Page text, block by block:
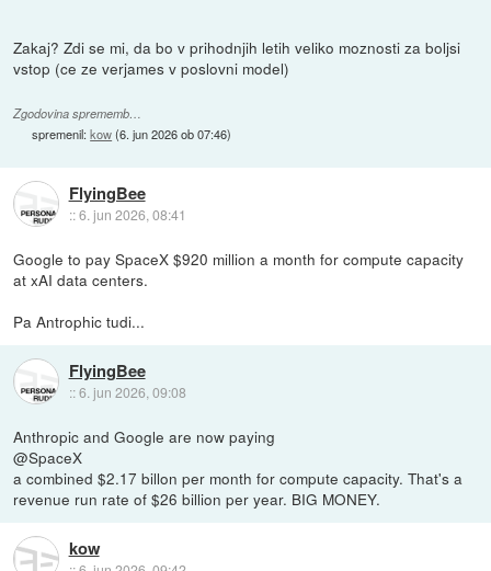
Zakaj? Zdi se mi, da bo v prihodnjih letih veliko moznosti za boljsi
vstop (ce ze verjames v poslovni model)
Zgodovina sprememb…
spremenil:kow(6. jun 2026 ob 07:46)
FlyingBee
::6. jun 2026, 08:41
Google to pay SpaceX $920 million a month for compute capacity
at xAI data centers.
Pa Antrophic tudi...
FlyingBee
::6. jun 2026, 09:08
Anthropic and Google are now paying
@SpaceX
a combined $2.17 billon per month for compute capacity. That's a
revenue run rate of $26 billion per year. BIG MONEY.
kow